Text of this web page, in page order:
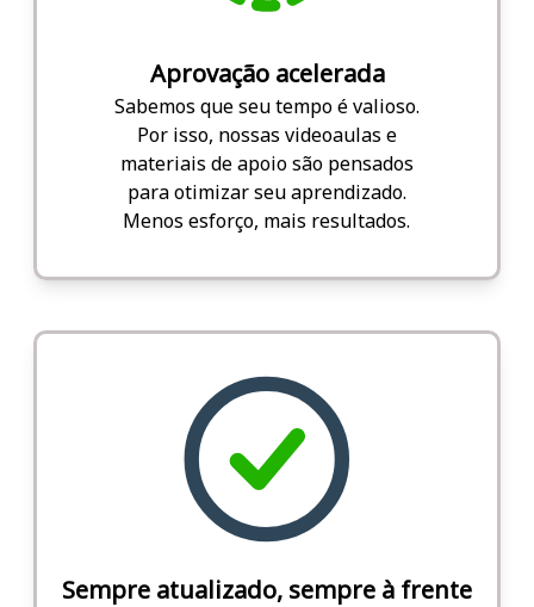
Aprovação acelerada
Sabemos que seu tempo é valioso.
Por isso, nossas videoaulas e
materiais de apoio são pensados
para otimizar seu aprendizado.
Menos esforço, mais resultados.
Sempre atualizado, sempre à frente